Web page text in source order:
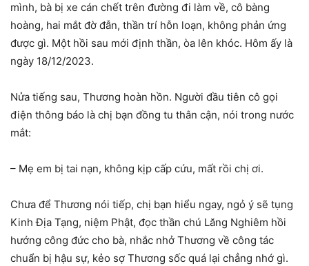
mình, bà bị xe cán chết trên đường đi làm về, cô bàng
hoàng, hai mắt đờ đẫn, thần trí hỗn loạn, không phản ứng
được gì. Một hồi sau mới định thần, òa lên khóc. Hôm ấy là
ngày 18/12/2023.
Nửa tiếng sau, Thương hoàn hồn. Người đầu tiên cô gọi
điện thông báo là chị bạn đồng tu thân cận, nói trong nước
mắt:
– Mẹ em bị tai nạn, không kịp cấp cứu, mất rồi chị ơi.
Chưa để Thương nói tiếp, chị bạn hiểu ngay, ngỏ ý sẽ tụng
Kinh Địa Tạng, niệm Phật, đọc thần chú Lăng Nghiêm hồi
hướng công đức cho bà, nhắc nhở Thương về công tác
chuẩn bị hậu sự, kẻo sợ Thương sốc quá lại chẳng nhớ gì.